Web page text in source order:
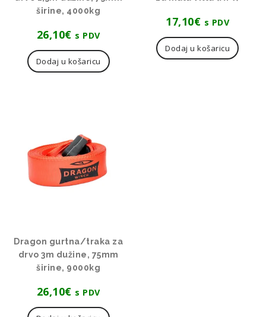
širine, 4000kg
26,10€ s PDV
Dodaj u košaricu
17,10€ s PDV
Dodaj u košaricu
Dragon gurtna/traka za
drvo 3m dužine, 75mm
širine, 9000kg
26,10€ s PDV